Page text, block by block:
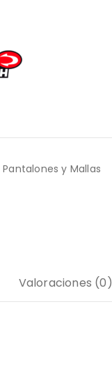
Pantalones y Mallas
Valoraciones (0)